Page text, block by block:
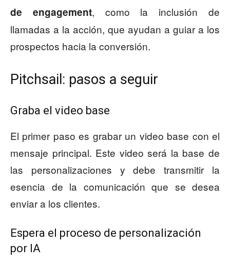
de engagement, como la inclusión de
llamadas a la acción, que ayudan a guiar a los
prospectos hacia la conversión.
Pitchsail: pasos a seguir
Graba el video base
El primer paso es grabar un video base con el
mensaje principal. Este video será la base de
las personalizaciones y debe transmitir la
esencia de la comunicación que se desea
enviar a los clientes.
Espera el proceso de personalización
por IA